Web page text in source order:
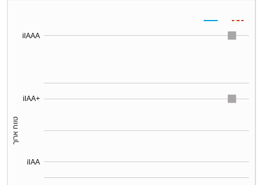
ilAA
ilAA+
ilAAA
טווח ארוך